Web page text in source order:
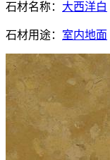
石材名称： 大西洋白
石材用途： 室内地面